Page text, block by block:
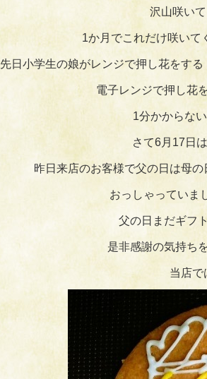
沢山咲い
1か月でこれだけ咲いて
先日小学生の娘がレンジで押し花をす
電子レンジで押し花
1分かからな
さて6月17日
昨日来店のお客様で父の日は母
おっしゃっていま
父の日まだギフ
是非感謝の気持ち
当店で